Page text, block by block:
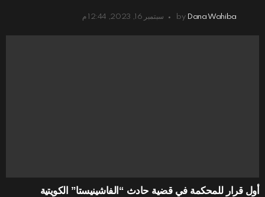
by Dana Wahiba سبتمبر 16, 2023, 12:44 م
أول قرار للمحكمة في قضية حادث “الفاشينيستا” الكويتية